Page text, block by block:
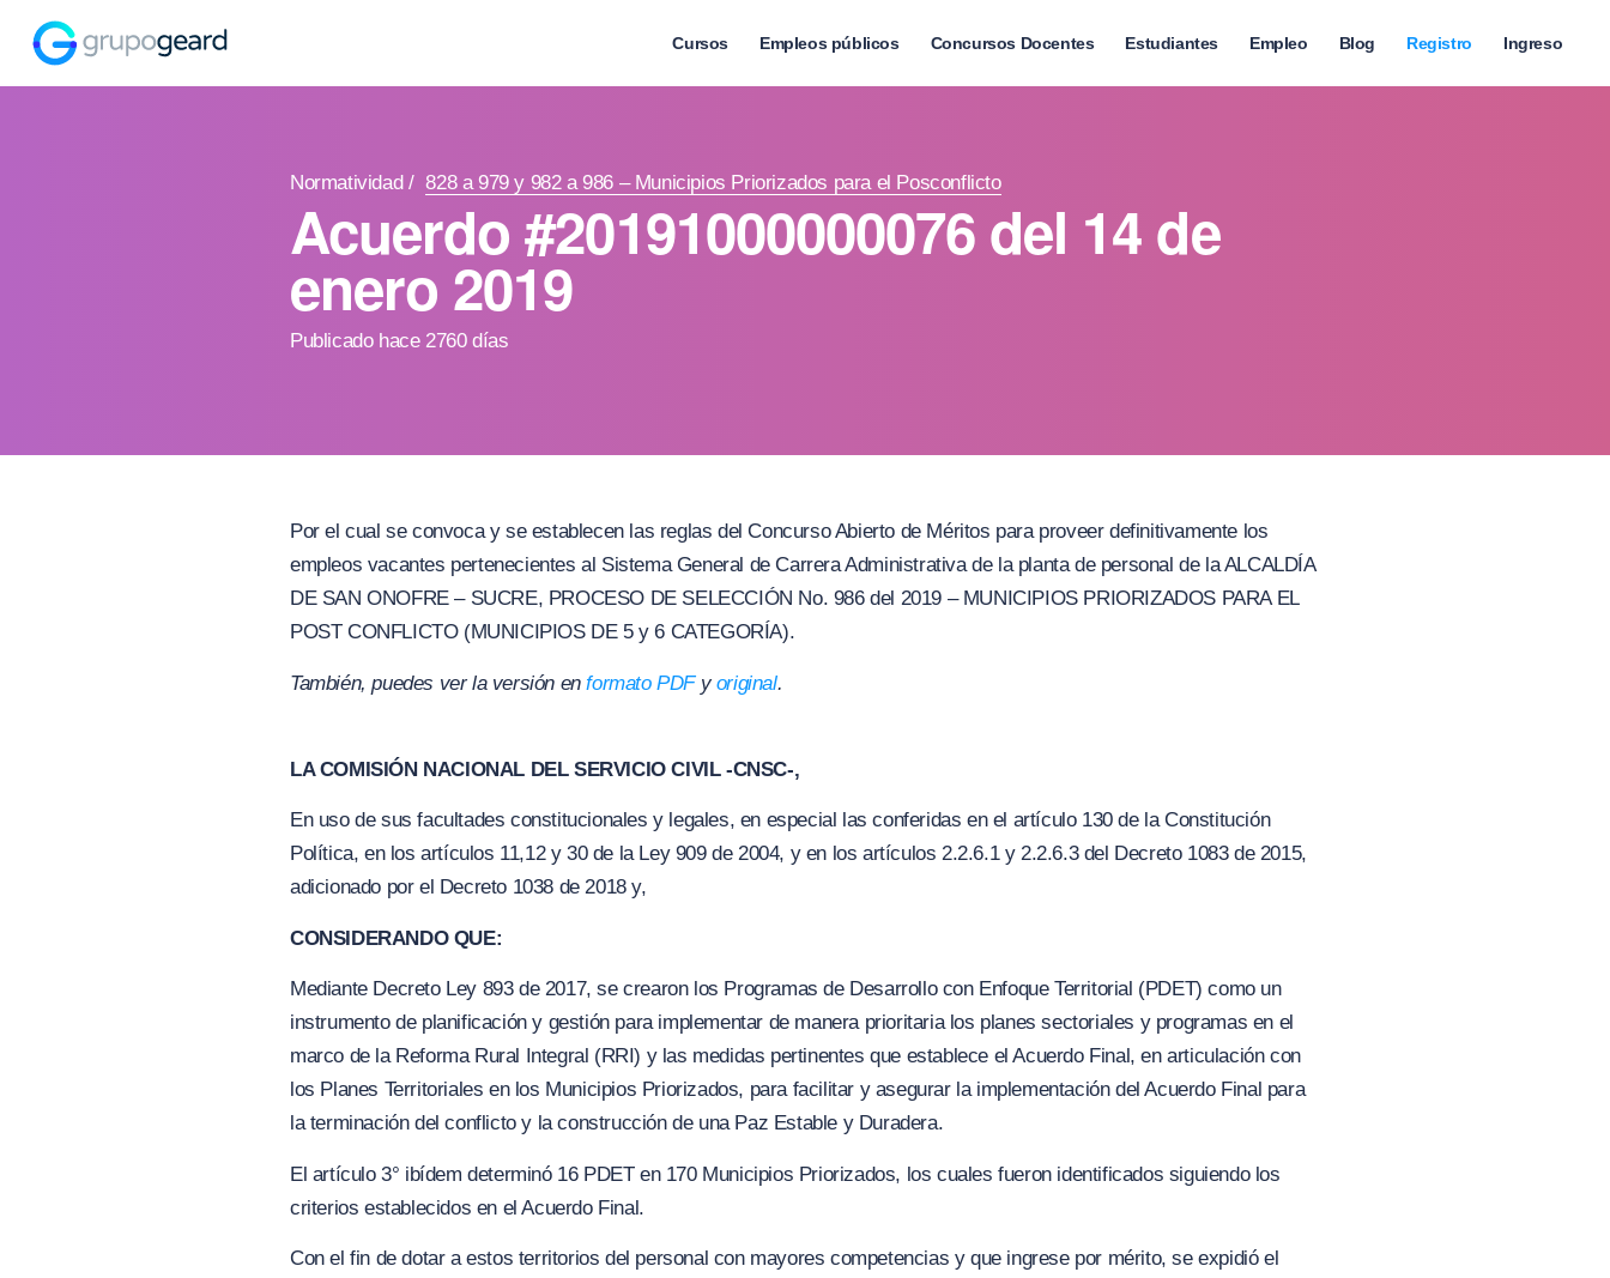
Cursos Empleos públicos Concursos Docentes Estudiantes Empleo Blog Registro Ingreso
Normatividad / 828 a 979 y 982 a 986 – Municipios Priorizados para el Posconflicto
Acuerdo #20191000000076 del 14 de
enero 2019
Publicado hace 2760 días
Por el cual se convoca y se establecen las reglas del Concurso Abierto de Méritos para proveer definitivamente los
empleos vacantes pertenecientes al Sistema General de Carrera Administrativa de la planta de personal de la ALCALDÍA
DE SAN ONOFRE – SUCRE, PROCESO DE SELECCIÓN No. 986 del 2019 – MUNICIPIOS PRIORIZADOS PARA EL
POST CONFLICTO (MUNICIPIOS DE 5 y 6 CATEGORÍA).
También, puedes ver la versión enformato PDFyoriginal.
LA COMISIÓN NACIONAL DEL SERVICIO CIVIL -CNSC-,
En uso de sus facultades constitucionales y legales, en especial las conferidas en el artículo 130 de la Constitución
Política, en los artículos 11,12 y 30 de la Ley 909 de 2004, y en los artículos 2.2.6.1 y 2.2.6.3 del Decreto 1083 de 2015,
adicionado por el Decreto 1038 de 2018 y,
CONSIDERANDO QUE:
Mediante Decreto Ley 893 de 2017, se crearon los Programas de Desarrollo con Enfoque Territorial (PDET) como un
instrumento de planificación y gestión para implementar de manera prioritaria los planes sectoriales y programas en el
marco de la Reforma Rural Integral (RRI) y las medidas pertinentes que establece el Acuerdo Final, en articulación con
los Planes Territoriales en los Municipios Priorizados, para facilitar y asegurar la implementación del Acuerdo Final para
la terminación del conflicto y la construcción de una Paz Estable y Duradera.
El artículo 3° ibídem determinó 16 PDET en 170 Municipios Priorizados, los cuales fueron identificados siguiendo los
criterios establecidos en el Acuerdo Final.
Con el fin de dotar a estos territorios del personal con mayores competencias y que ingrese por mérito, se expidió el